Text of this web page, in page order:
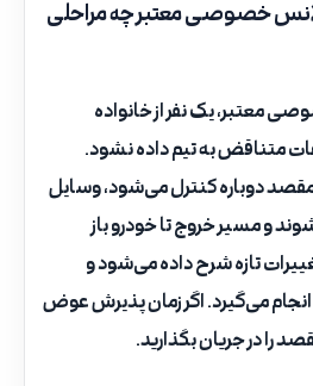
خصوصی معتبر چه مراحلی
معتبر، یک نفر از خانواده
متناقض به تیم داده نشود.
دوباره کنترل می‌شود، وسایل
و مسیر خروج تا خودرو باز
تازه شرح داده می‌شود و
می‌گیرد. اگر زمان پذیرش عوض
را در جریان بگذارید.